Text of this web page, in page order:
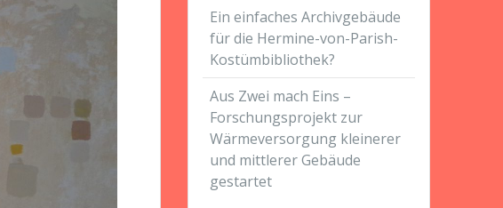
Ein einfaches Archivgebäude
für die Hermine-von-Parish-
Kostümbibliothek?
Aus Zwei mach Eins –
Forschungsprojekt zur
Wärmeversorgung kleinerer
und mittlerer Gebäude
gestartet